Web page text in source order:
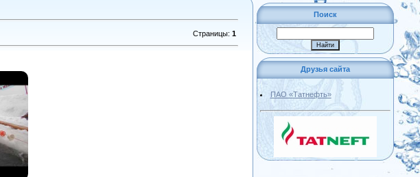
Страницы: 1
Поиск
Друзья сайта
ПАО «Татнефть»